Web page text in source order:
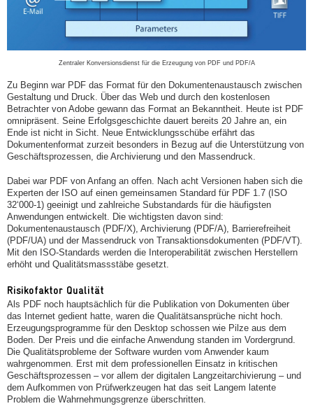
Zentraler Konversionsdienst für die Erzeugung von PDF und PDF/A
Zu Beginn war PDF das Format für den Dokumentenaustausch zwischen
Gestaltung und Druck. Über das Web und durch den kostenlosen
Betrachter von Adobe gewann das Format an Bekanntheit. Heute ist PDF
omnipräsent. Seine Erfolgsgeschichte dauert bereits 20 Jahre an, ein
Ende ist nicht in Sicht. Neue Entwicklungsschübe erfährt das
Dokumentenformat zurzeit besonders in Bezug auf die Unterstützung von
Geschäftsprozessen, die Archivierung und den Massendruck.
Dabei war PDF von Anfang an offen. Nach acht Versionen haben sich die
Experten der ISO auf einen gemeinsamen Standard für PDF 1.7 (ISO
32‘000-1) geeinigt und zahlreiche Substandards für die häufigsten
Anwendungen entwickelt. Die wichtigsten davon sind:
Dokumentenaustausch (PDF/X), Archivierung (PDF/A), Barrierefreiheit
(PDF/UA) und der Massendruck von Transaktionsdokumenten (PDF/VT).
Mit den ISO-Standards werden die Interoperabilität zwischen Herstellern
erhöht und Qualitätsmassstäbe gesetzt.
Risikofaktor Qualität
Als PDF noch hauptsächlich für die Publikation von Dokumenten über
das Internet gedient hatte, waren die Qualitätsansprüche nicht hoch.
Erzeugungsprogramme für den Desktop schossen wie Pilze aus dem
Boden. Der Preis und die einfache Anwendung standen im Vordergrund.
Die Qualitätsprobleme der Software wurden vom Anwender kaum
wahrgenommen. Erst mit dem professionellen Einsatz in kritischen
Geschäftsprozessen – vor allem der digitalen Langzeitarchivierung – und
dem Aufkommen von Prüfwerkzeugen hat das seit Langem latente
Problem die Wahrnehmungsgrenze überschritten.